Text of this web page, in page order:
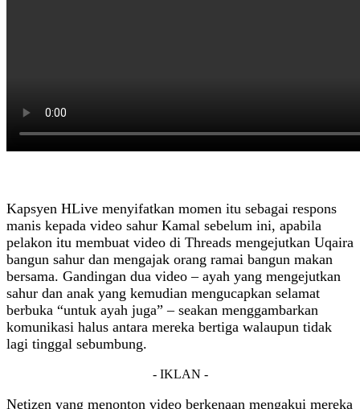
Kapsyen HLive menyifatkan momen itu sebagai respons
manis kepada video sahur Kamal sebelum ini, apabila
pelakon itu membuat video di Threads mengejutkan Uqaira
bangun sahur dan mengajak orang ramai bangun makan
bersama. Gandingan dua video – ayah yang mengejutkan
sahur dan anak yang kemudian mengucapkan selamat
berbuka “untuk ayah juga” – seakan menggambarkan
komunikasi halus antara mereka bertiga walaupun tidak
lagi tinggal sebumbung.
- IKLAN -
Netizen yang menonton video berkenaan mengakui mereka